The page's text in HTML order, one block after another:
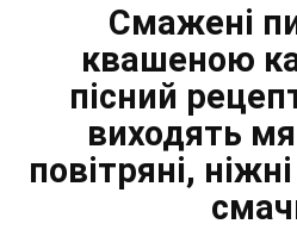
Смажені
квашеною
пісний
виходять
повітряні,